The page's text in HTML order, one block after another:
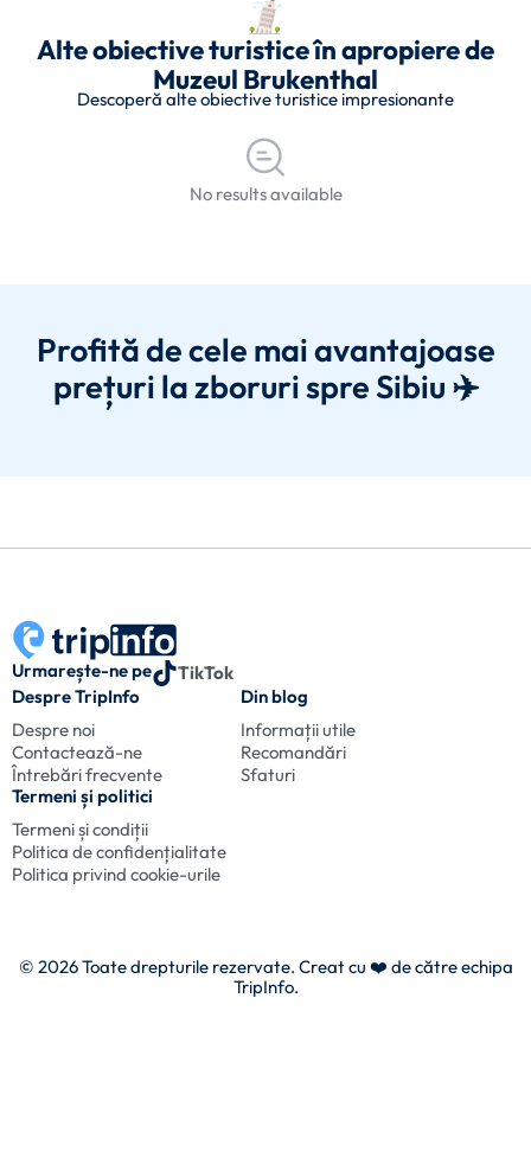
Alte obiective turistice în apropiere de
Muzeul Brukenthal
Descoperă alte obiective turistice impresionante
No results available
Profită de cele mai avantajoase
prețuri la zboruri spre Sibiu ✈️
Urmarește-ne pe
TikTok
Despre TripInfo
Despre noi
Contactează-ne
Întrebări frecvente
Din blog
Informații utile
Recomandări
Sfaturi
Termeni și politici
Termeni și condiții
Politica de confidențialitate
Politica privind cookie-urile
© 2026 Toate drepturile rezervate. Creat cu ❤️ de către echipa
TripInfo.